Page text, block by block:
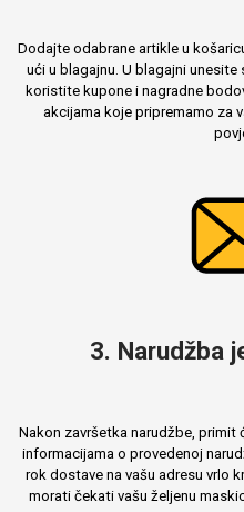
Dodajte odabrane artikle u
ući u blagajnu. U blagajni
koristite kupone i nagradne
akcijama koje pripremamo za
3. Narudžba
Nakon završetka narudžbe, primit
informacijama o provedenoj
rok dostave na vašu adresu vrlo
morati čekati vašu željenu